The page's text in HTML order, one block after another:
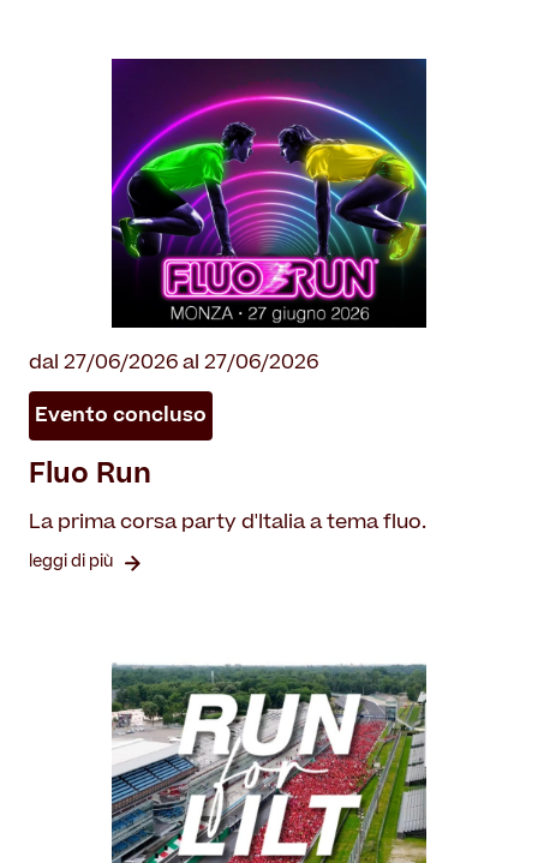
dal 27/06/2026 al 27/06/2026
Evento concluso
Fluo Run
La prima corsa party d'Italia a tema fluo.
leggi di più